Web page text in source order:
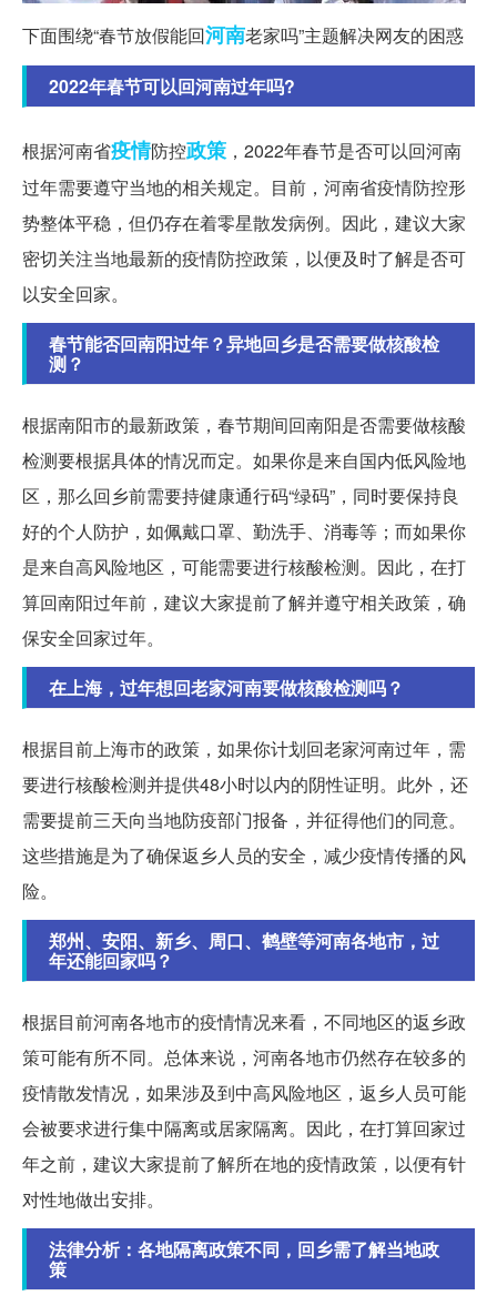
下面围绕“春节放假能回河南老家吗”主题解决网友的困惑
2022年春节可以回河南过年吗?
根据河南省疫情防控政策 ，2022年春节是否可以回河南
过年需要遵守当地的相关规定。目前，河南省疫情防控形
势整体平稳，但仍存在着零星散发病例。因此，建议大家
密切关注当地最新的疫情防控政策，以便及时了解是否可
以安全回家。
春节能否回南阳过年？异地回乡是否需要做核酸检
测？
根据南阳市的最新政策，春节期间回南阳是否需要做核酸
检测要根据具体的情况而定。如果你是来自国内低风险地
区，那么回乡前需要持健康通行码“绿码”，同时要保持良
好的个人防护，如佩戴口罩、勤洗手、消毒等；而如果你
是来自高风险地区，可能需要进行核酸检测。因此，在打
算回南阳过年前，建议大家提前了解并遵守相关政策，确
保安全回家过年。
在上海，过年想回老家河南要做核酸检测吗？
根据目前上海市的政策，如果你计划回老家河南过年，需
要进行核酸检测并提供48小时以内的阴性证明。此外，还
需要提前三天向当地防疫部门报备，并征得他们的同意。
这些措施是为了确保返乡人员的安全，减少疫情传播的风
险。
郑州、安阳、新乡、周口、鹤壁等河南各地市，过
年还能回家吗？
根据目前河南各地市的疫情情况来看，不同地区的返乡政
策可能有所不同。总体来说，河南各地市仍然存在较多的
疫情散发情况，如果涉及到中高风险地区，返乡人员可能
会被要求进行集中隔离或居家隔离。因此，在打算回家过
年之前，建议大家提前了解所在地的疫情政策，以便有针
对性地做出安排。
法律分析：各地隔离政策不同，回乡需了解当地政
策